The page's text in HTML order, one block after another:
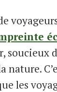
soucieux
nature.
les